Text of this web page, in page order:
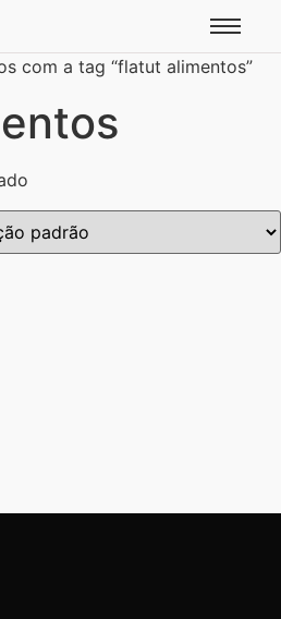
com a tag “flatut alimentos”